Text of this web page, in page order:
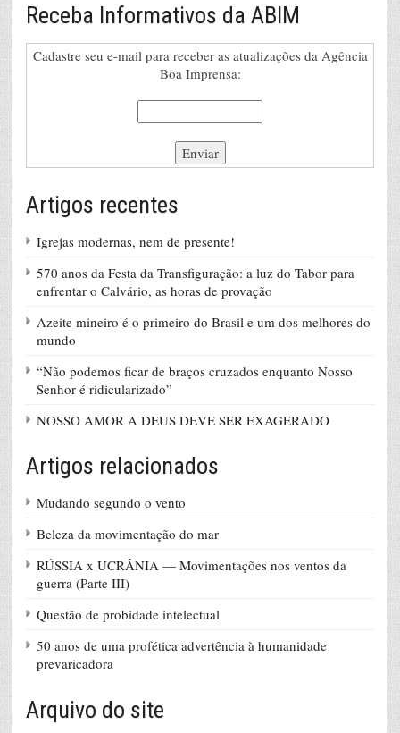
Receba Informativos da ABIM
Cadastre seu e-mail para receber as atualizações da Agência
Boa Imprensa:
Artigos recentes
Igrejas modernas, nem de presente!
570 anos da Festa da Transfiguração: a luz do Tabor para
enfrentar o Calvário, as horas de provação
Azeite mineiro é o primeiro do Brasil e um dos melhores do
mundo
“Não podemos ficar de braços cruzados enquanto Nosso
Senhor é ridicularizado”
NOSSO AMOR A DEUS DEVE SER EXAGERADO
Artigos relacionados
Mudando segundo o vento
Beleza da movimentação do mar
RÚSSIA x UCRÂNIA — Movimentações nos ventos da
guerra (Parte III)
Questão de probidade intelectual
50 anos de uma profética advertência à humanidade
prevaricadora
Arquivo do site